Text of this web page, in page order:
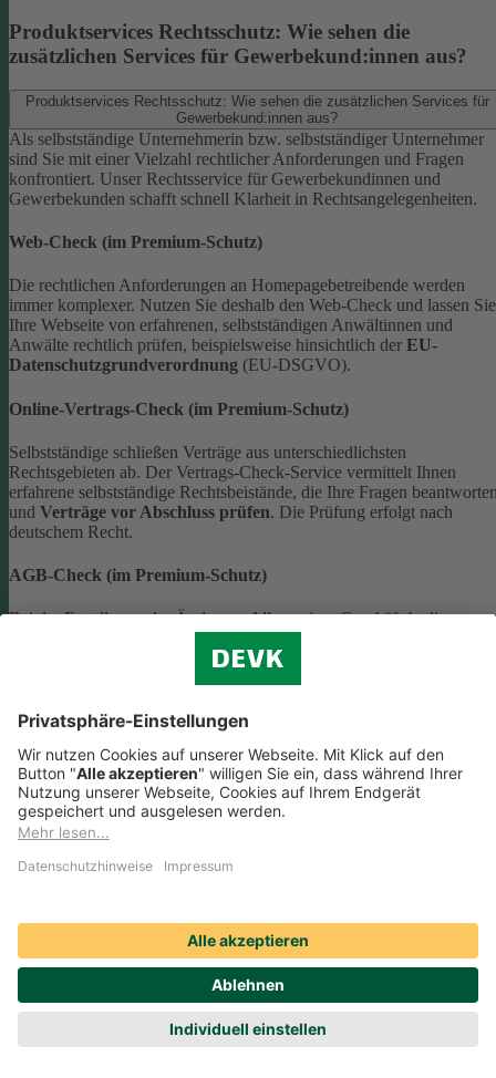
Produktservices Rechtsschutz: Wie sehen die
zusätzlichen Services für Gewerbekund:innen aus?
Produktservices Rechtsschutz: Wie sehen die zusätzlichen Services für
Gewerbekund:innen aus?
Als selbstständige Unternehmerin bzw. selbstständiger Unternehmer
sind Sie mit einer Vielzahl rechtlicher Anforderungen und Fragen
konfrontiert. Unser Rechtsservice für Gewerbekundinnen und
Gewerbekunden schafft schnell Klarheit in Rechtsangelegenheiten.
Web-Check (im Premium-Schutz)
Die rechtlichen Anforderungen an Homepagebetreibende werden
immer komplexer. Nutzen Sie deshalb den Web-Check und lassen Sie
Ihre Webseite von erfahrenen, selbstständigen Anwältinnen und
Anwälte rechtlich prüfen, beispielsweise hinsichtlich der EU-
Datenschutzgrundverordnung (EU-DSGVO).
Online-Vertrags-Check (im Premium-Schutz)
Selbstständige schließen Verträge aus unterschiedlichsten
Rechtsgebieten ab. Der Vertrags-Check-Service vermittelt Ihnen
erfahrene selbstständige Rechtsbeistände, die Ihre Fragen
und Verträge vor Abschluss prüfen. Die Prüfung erfolgt nach
deutschem Recht.
AGB-Check (im Premium-Schutz)
Bei der Erstellung oder Änderung Allgemeiner
(AGB) ist eine Vielzahl rechtlicher Vorschriften zu beachten. Wir
helfen Ihnen dabei und vermitteln Ihnen versierte selbstständige
Online-Portal der DAHAG Rechtsservices AG angeboten.
Beratungs-Rechtsschutz bei Unternehmensnachfolge
Wenn Sie Ihre Firma an eine Nachfolgerin oder einen Nachfolger
kompetente, selbstständige Rechtsanwältinnen und Rechtsanwälte,
Rechtsschutz an:0221 757-1996.
Produktservices Krankenversicherung: Welche
Vorteile bietet mir die Krankenversicherungs-App der
DEVK?